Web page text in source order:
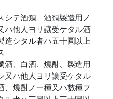
シテ酒類、酒類製造用ノ
ハ他人ヨリ讓受ケタル酒
造シタル者ハ五十圓以上
酒、白酒、燒酎、製造用
又ハ他人ヨリ讓受ケタル
、燒酎ノ一種又ハ數種ヲ